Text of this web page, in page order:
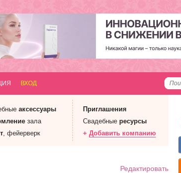
ВХОД
аксессуары
зала
, фейерверк
Приглашения
Свадебные ресурсы
+ Добавить компанию
Редактировать